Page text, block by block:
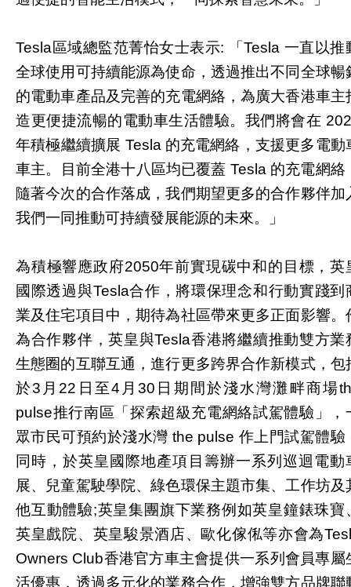
Tesla區域總監范菁怡女士表示: 「Tesla 一直以推
全球使用可持續能源為使命，透過推出不同全球暢
的電動車產品及完善的充電網絡，為廣大香港車主
造更便捷流暢的電動車生活體驗。我們將會在
年積極繼續擴展 Tesla 的充電網絡，支援更多電動
車主。目前全港十八區均已覆蓋 Tesla 的充電網絡
隨著今次的合作落成，我們期望更多的合作夥伴加
我們一同推動可持續發展能源的未來。」
為積極響應政府2050年前實現碳中和的目標，英
國際透過與Tesla合作，將環保理念和行動實踐到
業及住宅項目中，期待為社區帶來更多正面影響。
為合作夥伴，英皇與Tesla香港將繼續推動雙方業
生態圈的互聯互通，進行更多跨界合作新模式，包
於3月22日至4月30日期間於淺水灣灘畔商場
pulse推行南區「探索超級充電網絡試駕體驗」，
眾市民可預約於淺水灣 the pulse 作上門試駕體驗
同時，於英皇國際地產項目籌辦一系列巡迴電動
展、兒童駕駛學院、綠色環保主題市集、工作坊及
他互動體驗;英皇集團旗下業務例如英皇鐘錶珠寶
英皇戲院、英皇駿景酒店、歐化傢俬等亦會為
Owners Club香港官方車主會提供一系列會員專屬
活優惠，透過多元化的業務合作，增強雙方品牌聯